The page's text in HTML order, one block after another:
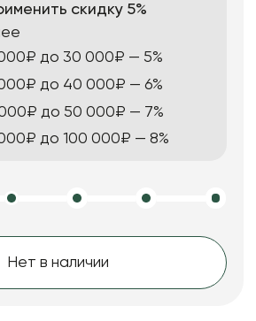
скидку 5%
до 30 000₽ — 5%
до 40 000₽ — 6%
до 50 000₽ — 7%
до 100 000₽ — 8%
Нет в наличии